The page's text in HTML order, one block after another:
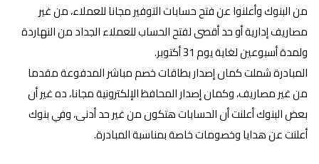
من البنوك وأعلنوا عن فتح حسابات التوفير مجانا للعملاء، من غير
مصاريف إدارية أو حد أقصى لفتح الحساب للعملاء الجداد من النهاردة
ولمدة أسبوعين لغاية يوم 31 أكتوبر.
المبادرة شملت كمان إصدار بطاقات خصم مباشر المدفوعة مقدما
من غير مصاريف، وكمان إصدار المحافظ الإلكترونية مجانا، ده غير أن
بعض البنوك أعلنت أن الحسابات هتكون من غير حد أدنى، وفي بنوك
أعلنت عن هدايا وخصومات خاصة بمناسبة المبادرة.